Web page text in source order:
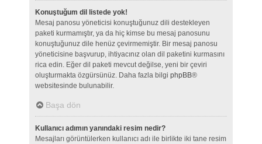
Konuştuğum dil listede yok!
Mesaj panosu yöneticisi konuştuğunuz dili destekleyen
paketi kurmamıştır, ya da hiç kimse bu mesaj panosunu
konuştuğunuz dile henüz çevirmemiştir. Bir mesaj panosu
yöneticisine başvurup, ihtiyacınız olan dil paketini kurmasını
rica edin. Eğer dil paketi mevcut değilse, yeni bir çeviri
oluşturmakta özgürsünüz. Daha fazla bilgi phpBB®
websitesinde bulunabilir.
Başa dön
Kullanıcı adımın yanındaki resim nedir?
Mesajları görüntülerken kullanıcı adı ile birlikte iki tane resim